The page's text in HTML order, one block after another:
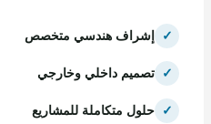
إشراف هندسي متخصص
تصميم داخلي وخارجي
حلول متكاملة للمشاريع